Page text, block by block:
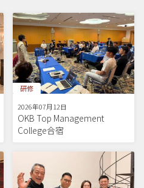
研修
2026年07月12日
OKB Top Management
College合宿